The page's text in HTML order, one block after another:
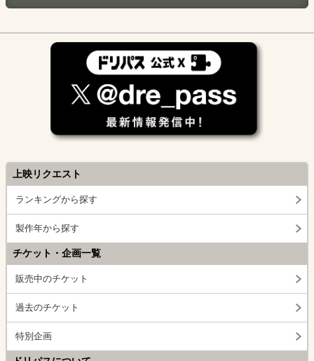
上映リクエスト
ランキングから探す
製作年から探す
チケット・企画一覧
販売中のチケット
過去のチケット
特別企画